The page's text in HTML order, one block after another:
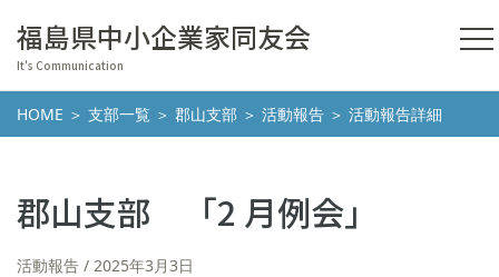
福島県中小企業家同友会
It's Communication
HOME ＞ 支部一覧 ＞ 郡山支部 ＞ 活動報告 ＞ 活動報告詳細
郡山支部 「2 月例会」
活動報告 2025年3月3日